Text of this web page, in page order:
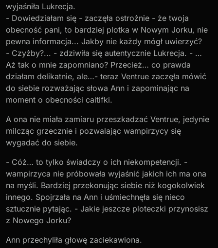
wyjaśniła Lukrecja.
- Dowiedziałam się - zaczęła ostrożnie - że twoja
obecność pani, to bardziej plotka w Nowym Jorku, nie
pewna informacja... Jakby nie każdy mógł uwierzyć?
- Czyżby?... - zdziwiła się autentycznie Lukrecja. - …
Aż tak o mnie zapomniano? Przecież… co prawda
działam delikatnie, ale…- teraz Ventrue zaczęła mówić
do siebie rozważając słowa Ann i zapominając na
moment o obecności caitifki.
A ona nie miała zamiaru przeszkadzać Ventrue, jedynie
milcząc grzecznie i pozwalając wampirzycy się
wygadać do siebie.
- Cóż… to tylko świadczy o ich niekompetencji. -
wampirzyca nie próbowała wyjaśnić jakich ich ma ona
na myśli. Bardziej przekonując siebie niż kogokolwiek
innego. Spojrzała na Ann i uśmiechnęła się nieco
sztucznie pytając. - Jakie jeszcze ploteczki przynosisz
z Nowego Jorku?
Ann przechyliła głowę zaciekawiona.